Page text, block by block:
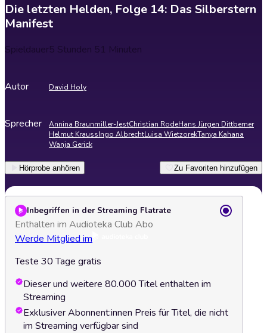
Die letzten Helden, Folge 14: Das Silberstern
Manifest
Spieldauer5 Stunden 51 Minuten
Autor David Holy
Sprecher Annina Braunmiller-JestChristian RodeHans Jürgen Dittberner
Helmut KraussIngo AlbrechtLuisa WietzorekTanya Kahana
Wanja Gerick
Hörprobe anhören Zu Favoriten hinzufügen
Inbegriffen in der Streaming Flatrate
Enthalten im Audioteka Club Abo
Werde Mitglied im
Teste 30 Tage gratis
Dieser und weitere 80.000 Titel enthalten im
Streaming
Exklusiver Abonnent:innen Preis für Titel, die nicht
im Streaming verfügbar sind